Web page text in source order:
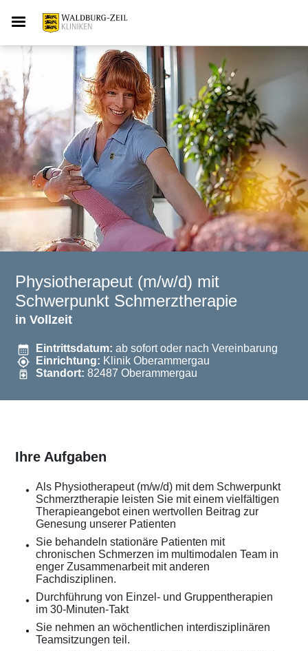
Physiotherapeut (m/w/d) mit
Schwerpunkt Schmerztherapie
in Vollzeit
Eintrittsdatum: ab sofort oder nach Vereinbarung
Einrichtung: Klinik Oberammergau
Standort: 82487 Oberammergau
Ihre Aufgaben
Als Physiotherapeut (m/w/d) mit dem Schwerpunkt
Schmerztherapie leisten Sie mit einem vielfältigen
Therapieangebot einen wertvollen Beitrag zur
Genesung unserer Patienten
Sie behandeln stationäre Patienten mit
chronischen Schmerzen im multimodalen Team in
enger Zusammenarbeit mit anderen
Fachdisziplinen.
Durchführung von Einzel- und Gruppentherapien
im 30-Minuten-Takt
Sie nehmen an wöchentlichen interdisziplinären
Teamsitzungen teil.